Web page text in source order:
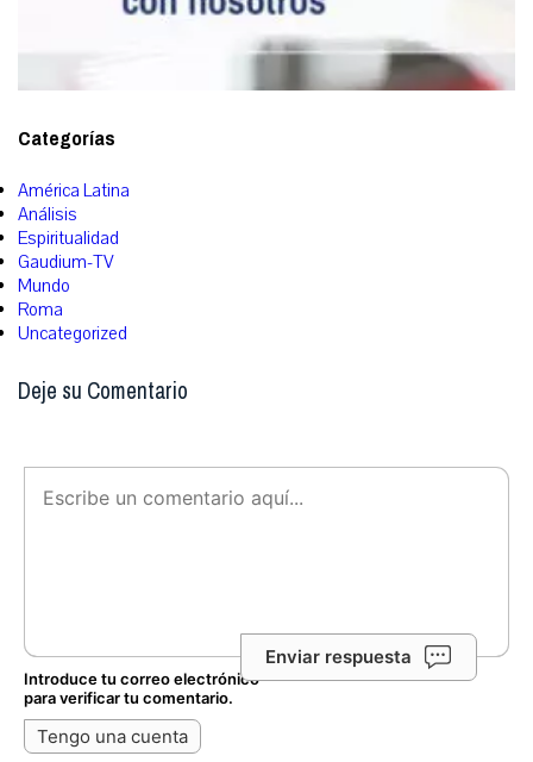
Categorías
América Latina
Análisis
Espiritualidad
Gaudium-TV
Mundo
Roma
Uncategorized
Deje su Comentario
Enviar respuesta
Introduce tu correo electrónico
para verificar tu comentario.
Tengo una cuenta